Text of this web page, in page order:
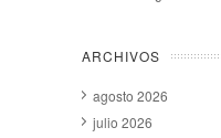
ARCHIVOS
agosto 2026
julio 2026